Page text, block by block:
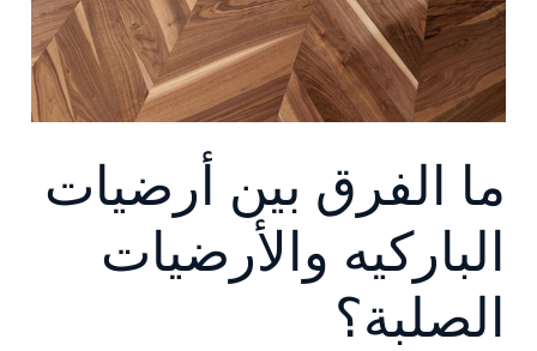
ما الفرق بين أرضيات
الباركيه والأرضيات
الصلبة؟
والأرضيات
الصلبة؟